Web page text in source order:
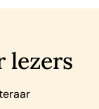
lezers